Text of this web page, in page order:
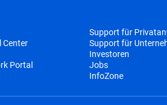
Center
Portal
Support für
Support für
Investoren
Jobs
InfoZone